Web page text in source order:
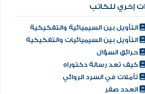
إخري للكاتب
التأويل بين السيميائية والتفكيكية
التأويل بين السيميائيات والتفكيكية
حرائق السؤال
كيف تعد رسالة دكتوراه
تأملات في السرد الروائي
العدد صفر